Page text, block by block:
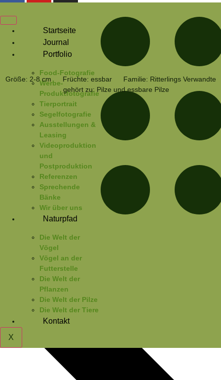
Zum
Inhalt
springen
Startseite
Journal
Portfolio
Food-Fotografie
Werbe-
Produktfotografie
Tierportrait
Segelfotografie
Ausstellungen &
Leasing
Videoproduktion
und
Postproduktion
Referenzen
Sprechende
Bänke
Wir über uns
Naturpfad
Die Welt der
Vögel
Vögel an der
Futterstelle
Die Welt der
Pflanzen
Die Welt der Pilze
Die Welt der Tiere
Kontakt
X
Kaffeebrauner
Gabeltrichterling
Pseudoclitocybe
cyathiformis
Größe: 2-8 cm Früchte: essbar
Familie: Ritterlings Verwandte
gehört zu: Pilze und essbare Pilze